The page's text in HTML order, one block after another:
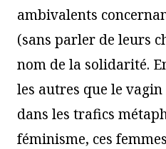
ambivalents
(sans parler de leurs
nom de la solidarité.
les autres que le vagin
dans les trafics
féminisme, ces